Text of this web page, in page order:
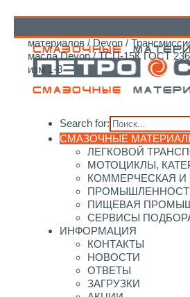
Search for:
СМАЗОЧНЫЕ
ЛЕГКОВОЙ
МОТОЦИКЛЫ,
КОММЕРЧЕСКАЯ
ПИЩЕВАЯ
СЕРВИСЫ
ИНФОРМАЦИЯ
КОНТАКТЫ
НОВОСТИ
ОТВЕТЫ
ЗАГРУЗКИ
материалов/Devon/
масла Devon/ ТСП-15К ГОСТ
изм 1-8